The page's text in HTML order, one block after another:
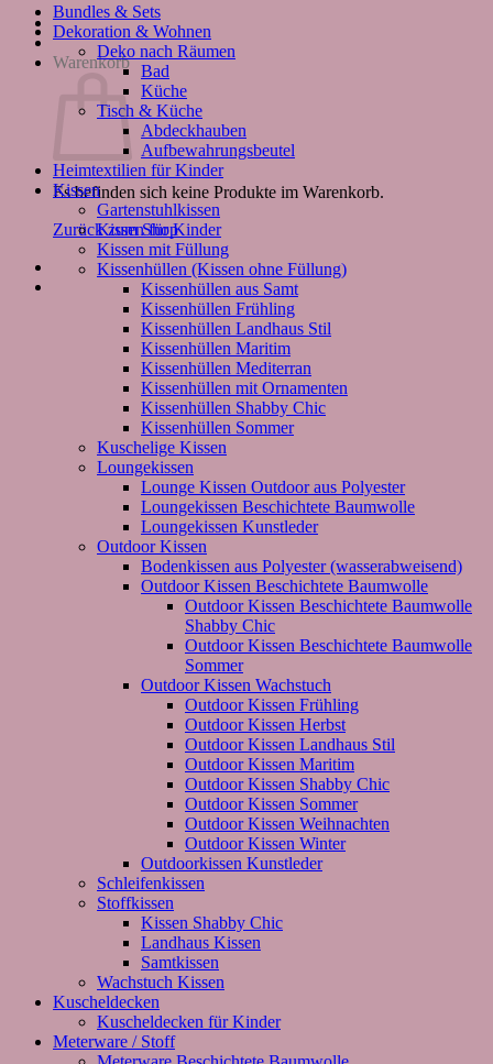
Warenkorb
Es befinden sich keine Produkte im Warenkorb.
Zurück zum Shop
Bundles & Sets
Dekoration & Wohnen
Deko nach Räumen
Bad
Küche
Tisch & Küche
Abdeckhauben
Aufbewahrungsbeutel
Heimtextilien für Kinder
Kissen
Gartenstuhlkissen
Kissen für Kinder
Kissen mit Füllung
Kissenhüllen (Kissen ohne Füllung)
Kissenhüllen aus Samt
Kissenhüllen Frühling
Kissenhüllen Landhaus Stil
Kissenhüllen Maritim
Kissenhüllen Mediterran
Kissenhüllen mit Ornamenten
Kissenhüllen Shabby Chic
Kissenhüllen Sommer
Kuschelige Kissen
Loungekissen
Lounge Kissen Outdoor aus Polyester
Loungekissen Beschichtete Baumwolle
Loungekissen Kunstleder
Outdoor Kissen
Bodenkissen aus Polyester (wasserabweisend)
Outdoor Kissen Beschichtete Baumwolle
Outdoor Kissen Beschichtete Baumwolle
Shabby Chic
Outdoor Kissen Beschichtete Baumwolle
Sommer
Outdoor Kissen Wachstuch
Outdoor Kissen Frühling
Outdoor Kissen Herbst
Outdoor Kissen Landhaus Stil
Outdoor Kissen Maritim
Outdoor Kissen Shabby Chic
Outdoor Kissen Sommer
Outdoor Kissen Weihnachten
Outdoor Kissen Winter
Outdoorkissen Kunstleder
Schleifenkissen
Stoffkissen
Kissen Shabby Chic
Landhaus Kissen
Samtkissen
Wachstuch Kissen
Kuscheldecken
Kuscheldecken für Kinder
Meterware / Stoff